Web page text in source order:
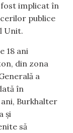
fost implicat în
publice
Unit.
18 ani
din zona
a
în
Burkhalter
și
să